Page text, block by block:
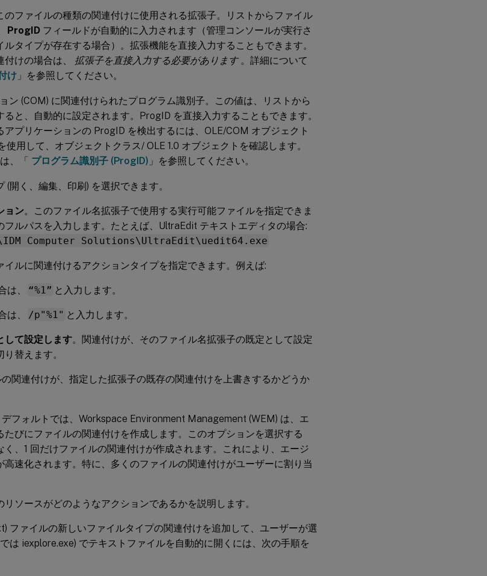
のファイルの種類の関連付けに使用される拡張子。リストからファイル
ProgID フィールドが自動的に入力されます（管理コンソールが実行さ
タイプが存在する場合）。拡張機能を直接入力することもできます。
けの場合は、 拡張子を直接入力する必要があります。詳細について
け 」を参照してください。
ン (COM) に関連付けられたプログラム識別子。この値は、リストから
と、自動的に設定されます。ProgID を直接入力することもできます。
アプリケーションの ProgID を検出するには、OLE/COM オブジェクト
使用して、オブジェクトクラス/ OLE 1.0 オブジェクトを確認します。
、「 プログラム識別子 (ProgID) 」を参照してください。
(開く、編集、印刷) を選択できます。
ョン。このファイル名拡張子で使用する実行可能ファイルを指定できま
フルパスを入力します。たとえば、UltraEdit テキストエディタの場合:
Computer Solutions\UltraEdit\uedit64.exe
イルに関連付けるアクションタイプを指定できます。例えば:
は、 “%1” と入力します。
は、 /p"%1" と入力します。
して設定します。関連付けが、そのファイル名拡張子の既定として設定
替えます。
関連付けが、指定した拡張子の既存の関連付けを上書きするかどうか
デフォルトでは、Workspace Environment Management (WEM) は、エ
たびにファイルの関連付けを作成します。このオプションを選択する
く、1 回だけファイルの関連付けが作成されます。これにより、エージ
高速化されます。特に、多くのファイルの関連付けがユーザーに割り当
リソースがどのようなアクションであるかを説明します。
ファイルの新しいファイルタイプの関連付けを追加して、ユーザーが選
は iexplore.exe) でテキストファイルを自動的に開くには、次の手順を